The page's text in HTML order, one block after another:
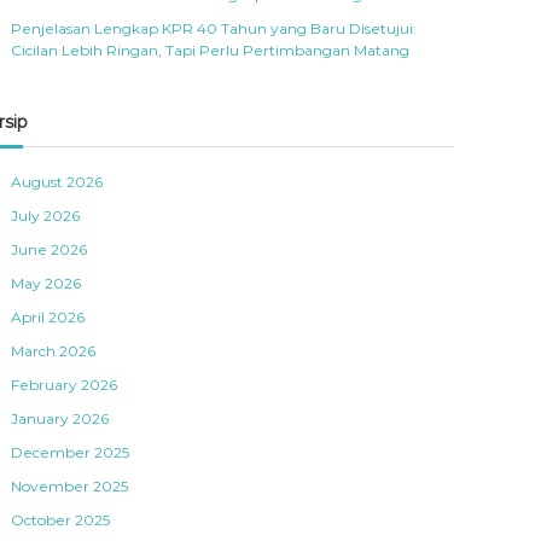
Penjelasan Lengkap KPR 40 Tahun yang Baru Disetujui:
Cicilan Lebih Ringan, Tapi Perlu Pertimbangan Matang
August 2026
July 2026
June 2026
May 2026
April 2026
March 2026
February 2026
January 2026
December 2025
November 2025
October 2025